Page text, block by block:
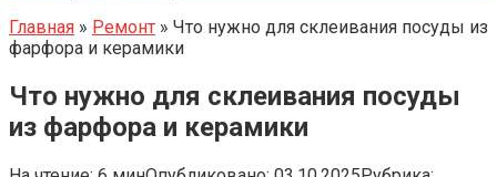
Главная » Ремонт » Что нужно для склеивания посуды из
фарфора и керамики
Что нужно для склеивания посуды
из фарфора и керамики